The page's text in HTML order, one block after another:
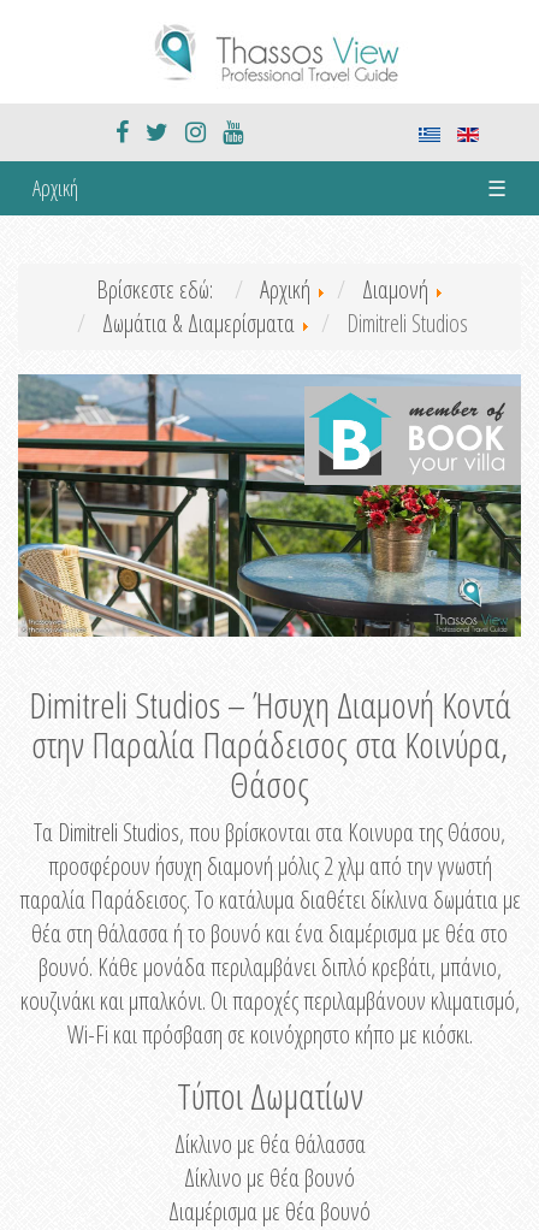
Αρχική ☰
Βρίσκεστε εδώ: Αρχική
Διαμονή
Δωμάτια & Διαμερίσματα
Dimitreli Studios
Dimitreli Studios – Ήσυχη Διαμονή Κοντά
στην Παραλία Παράδεισος στα Κοινύρα,
Θάσος
Τα Dimitreli Studios, που βρίσκονται στα Κοινυρα της Θάσου,
προσφέρουν ήσυχη διαμονή μόλις 2 χλμ από την γνωστή
παραλία Παράδεισος. Το κατάλυμα διαθέτει δίκλινα δωμάτια με
θέα στη θάλασσα ή το βουνό και ένα διαμέρισμα με θέα στο
βουνό. Κάθε μονάδα περιλαμβάνει διπλό κρεβάτι, μπάνιο,
κουζινάκι και μπαλκόνι. Οι παροχές περιλαμβάνουν κλιματισμό,
Wi-Fi και πρόσβαση σε κοινόχρηστο κήπο με κιόσκι.
Τύποι Δωματίων
Δίκλινο με θέα θάλασσα
Δίκλινο με θέα βουνό
Διαμέρισμα με θέα βουνό